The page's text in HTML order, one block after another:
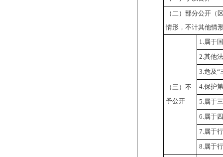
（二）部分公开 （
情形，不计其他情
（三）不
予公开
1.属于
2.其他
3.危及“
4.保护
5.属于
6.属于
7.属于
8.属于